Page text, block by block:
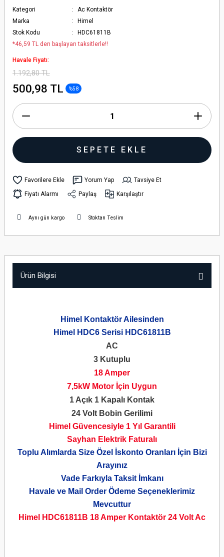
Kategori
Ac Kontaktör
Marka
Himel
Stok Kodu
HDC61811B
*46,59 TL den başlayan taksitlerle!!
Havale Fiyatı:
1.192,80 TL
500,98 TL %58
SEPETE EKLE
Yorum Yap
Tavsiye Et
Fiyatı Alarmı
Paylaş Karşılaştır
Aynı gün kargo Stoktan Teslim
Ürün Bilgisi
Himel Kontaktör Ailesinden
Himel HDC6 Serisi HDC61811B
AC
3 Kutuplu
18 Amper
7,5kW Motor İçin Uygun
1 Açık 1 Kapalı Kontak
24 Volt Bobin Gerilimi
Himel Güvencesiyle 1 Yıl Garantili
Sayhan Elektrik Faturalı
Toplu Alımlarda Size Özel İskonto Oranları İçin Bizi
Arayınız
Vade Farkıyla Taksit İmkanı
Havale ve Mail Order Ödeme Seçeneklerimiz
Mevcuttur
Himel HDC61811B 18 Amper Kontaktör 24 Volt Ac